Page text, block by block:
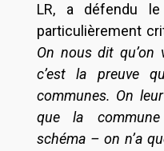
LR, a défendu
particulièrement
On nous dit qu’on
c’est la preuve
communes. On
que la
schéma – on n’a